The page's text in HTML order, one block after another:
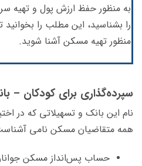
به منظور حفظ ارزش پول و تهیه
را بشناسید، این مطلب را بخوانید
منظور تهیه مسکن آشنا شوید.
سپرده‌گذاری برای کودکان –
نام این بانک و تسهیلاتی که در
همه متقاضیان مسکن نامی
حساب پس‌انداز مسکن